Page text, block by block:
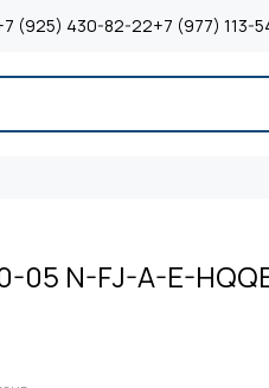
(925) 430-82-22+7 (977) 113-
05 N-FJ-A-E-